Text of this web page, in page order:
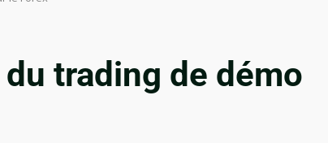
trading de démo